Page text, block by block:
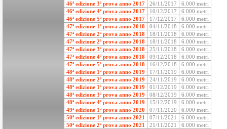
46ª edizione 3ª prova anno 2017
26/11/2017
6.000 metri
46ª edizione 4ª prova anno 2017
10/12/2017
6.000 metri
46ª edizione 5ª prova anno 2017
17/12/2017
6.000 metri
47ª edizione 1ª prova anno 2018
04/11/2018
6.000 metri
47ª edizione 2ª prova anno 2018
18/11/2018
6.000 metri
47ª edizione 2ª prova anno 2018
18/11/2018
6.000 metri
47ª edizione 3ª prova anno 2018
25/11/2018
6.000 metri
47ª edizione 4ª prova anno 2018
09/12/2018
6.000 metri
47ª edizione 5ª prova anno 2018
16/12/2018
6.000 metri
48ª edizione 1ª prova anno 2019
17/11/2019
6.000 metri
48ª edizione 2ª prova anno 2019
24/11/2019
6.000 metri
48ª edizione 1ª prova anno 2019
01/12/2019
6.000 metri
48ª edizione 3ª prova anno 2019
08/12/2019
6.000 metri
48ª edizione 4ª prova anno 2019
15/12/2019
6.000 metri
49ª edizione 1ª prova anno 2020
07/11/2020
6.000 metri
50ª edizione 1ª prova anno 2021
07/11/2021
6.000 metri
50ª edizione 2ª prova anno 2021
21/11/2021
6.000 metri